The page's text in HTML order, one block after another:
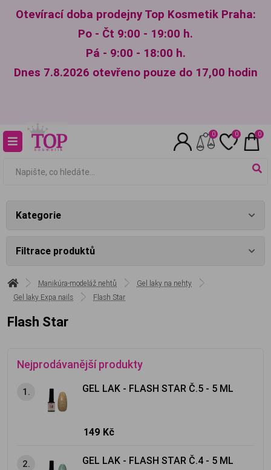
Otevírací doba prodejny Top Kosmetik Praha:
Po - Čt 9:00 - 19:00 h.
Pá - 9:00 - 18:00 h.
Dnes 7.8.2026 otevřeno pouze do 17,00 hodin
0 0 0
Kategorie
Filtrace produktů
Manikúra-modeláž nehtů
Gel laky na nehty
Gel laky Expa nails
Flash Star
Flash Star
Nejprodávanější produkty
1. GEL LAK - FLASH STAR Č.5 - 5 ML
149 Kč
2. GEL LAK - FLASH STAR Č.4 - 5 ML